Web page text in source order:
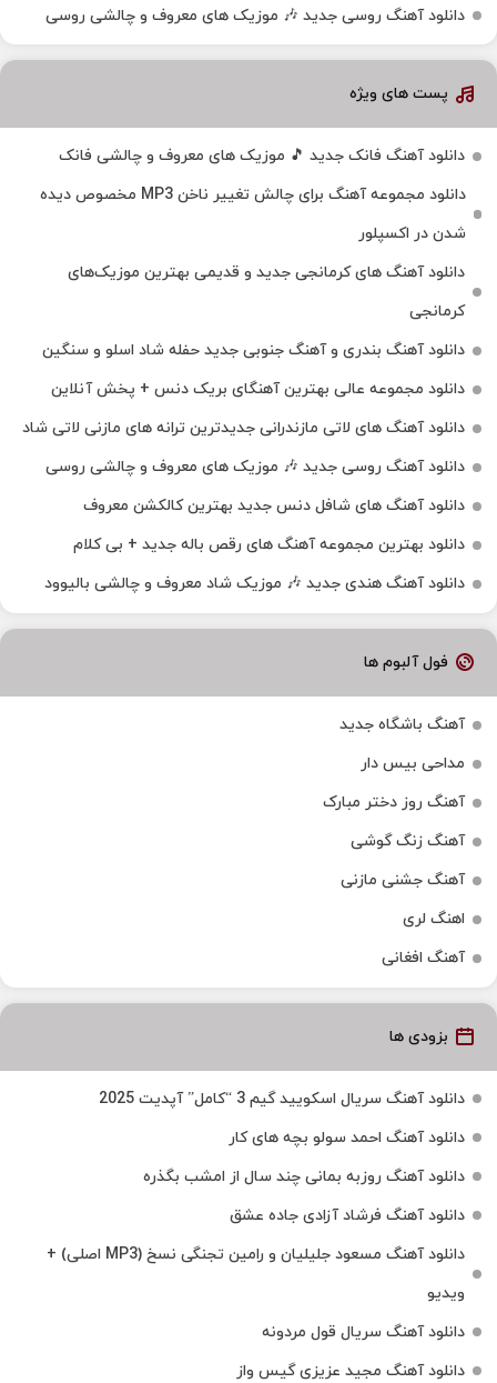
دانلود آهنگ روسی جدید 🎶 موزیک‌ های معروف و چالشی روسی
پست های ویژه
دانلود آهنگ فانک جدید 🎵 موزیک‌ های معروف و چالشی فانک
دانلود مجموعه آهنگ برای چالش تغییر ناخن MP3 مخصوص دیده
شدن در اکسپلور
دانلود آهنگ‌ های کرمانجی جدید و قدیمی بهترین موزیک‌های
کرمانجی
دانلود آهنگ بندری و آهنگ جنوبی جدید حفله شاد اسلو و سنگین
دانلود مجموعه عالی بهترین آهنگای بریک دنس + پخش آنلاین
دانلود آهنگ‌ های لاتی مازندرانی جدیدترین ترانه های مازنی لاتی شاد
دانلود آهنگ روسی جدید 🎶 موزیک‌ های معروف و چالشی روسی
دانلود آهنگ های شافل دنس جدید بهترین کالکشن معروف
دانلود بهترین مجموعه آهنگ های رقص باله جدید + بی کلام
دانلود آهنگ هندی جدید 🎶 موزیک شاد معروف و چالشی بالیوود
فول آلبوم ها
آهنگ باشگاه جدید
مداحی بیس دار
آهنگ روز دختر مبارک
آهنگ زنگ گوشی
آهنگ جشنی مازنی
اهنگ لری
آهنگ افغانی
بزودی ها
دانلود آهنگ سریال اسکویید گیم 3 “کامل” آپدیت 2025
دانلود آهنگ احمد سولو بچه های کار
دانلود آهنگ روزبه بمانی چند سال از امشب بگذره
دانلود آهنگ فرشاد آزادی جاده عشق
دانلود آهنگ مسعود جلیلیان و رامین تجنگی نسخ (MP3 اصلی) +
ویدیو
دانلود آهنگ سریال قول مردونه
دانلود آهنگ مجید عزیزی گیس واز